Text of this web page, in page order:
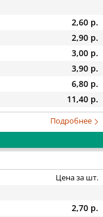
2,60 р.
2,90 р.
3,00 р.
3,90 р.
6,80 р.
11,40 р.
Подробнее
Цена за шт.
2,70 р.